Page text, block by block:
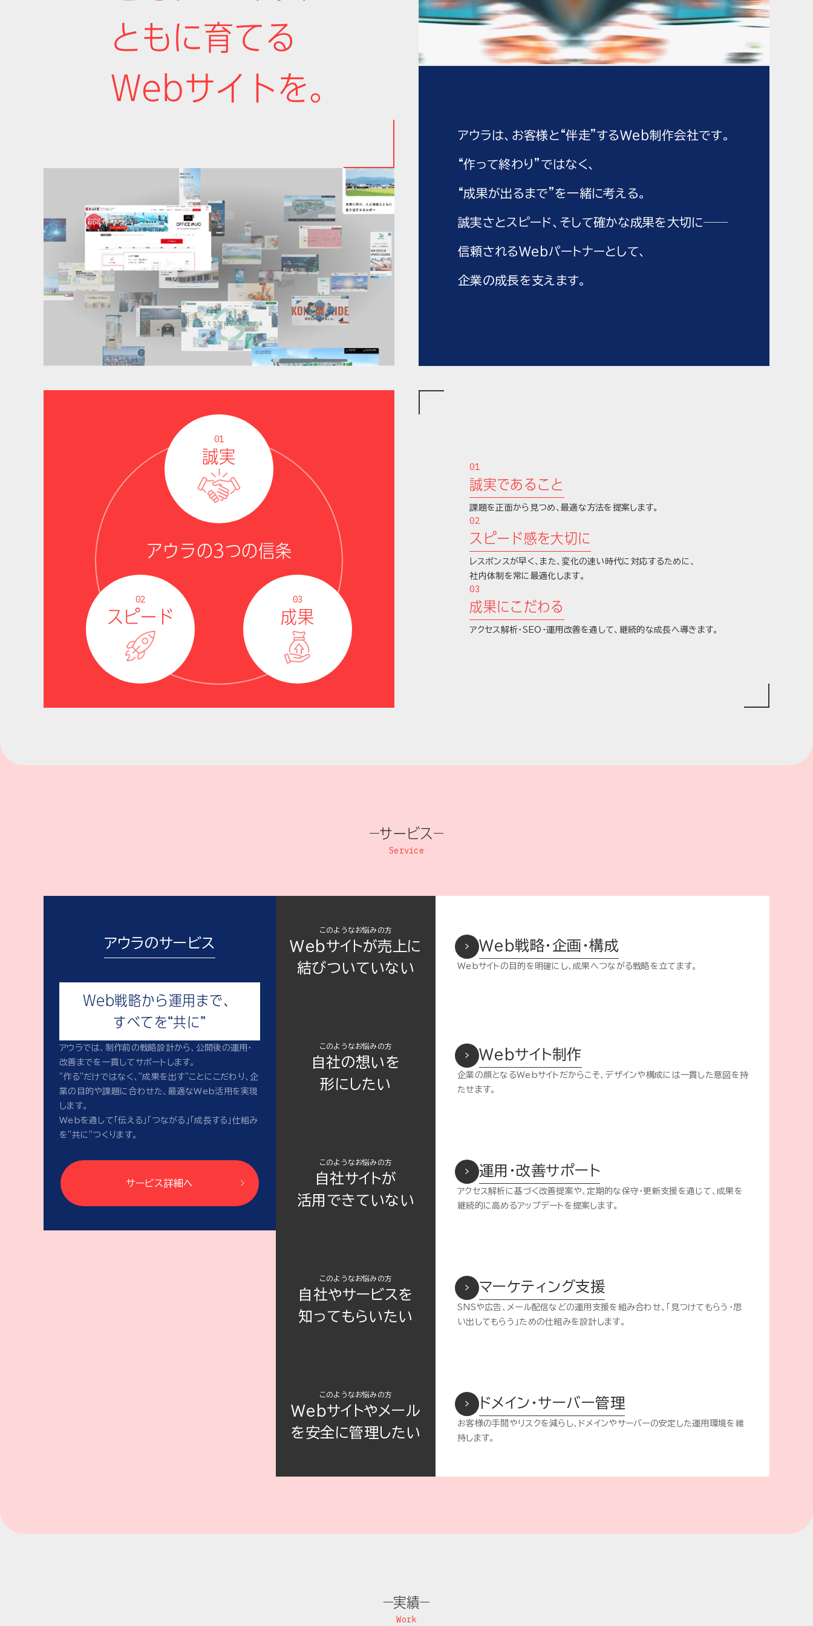
ともに育てる
Webサイトを。
アウラは、お客様と “伴走”するWeb制作会社です。
“作って終わり”ではなく、
“成果が出るまで”を一緒に考える。
誠実さとスピード、 そして確かな成果を大切に──
信頼されるWebパートナーとして、
企業の成長を支えます。
01
誠実
アウラの3つの信条
02
スピード
03
成果
誠実であること
課題を正面から見つめ、最適な方法を提案します。
スピード感を大切に
レスポンスが早く、また、変化の速い時代に対応するために、
社内体制を常に最適化します。
成果にこだわる
アクセス解析・SEO・運用改善を通して、継続的な成長へ導きます。
サービス
Service
アウラのサービス
Web戦略から運用まで、
すべてを“共に”
アウラでは、制作前の戦略設計から、公開後の運用・
改善までを一貫してサポートします。
"作る"だけではなく、"成果を出す"ことにこだわり、企
業の目的や課題に合わせた、最適なWeb活用を実現
します。
Webを通して「伝える」「つながる」「成長する」仕組み
を"共に"つくります。
サービス詳細へ
このようなお悩みの方
Webサイトが売上に
結びついていない
Web戦略・企画・構成
Webサイトの目的を明確にし、成果へつながる戦略を立てます。
このようなお悩みの方
自社の想いを
形にしたい
Webサイト制作
企業の顔となるWebサイトだからこそ、デザインや構成には一貫した意図を持
たせます。
このようなお悩みの方
自社サイトが
活用できていない
運用・改善サポート
アクセス解析に基づく改善提案や、定期的な保守・更新支援を通じて、成果を
継続的に高めるアップデートを提案します。
このようなお悩みの方
自社やサービスを
知ってもらいたい
マーケティング支援
SNSや広告、メール配信などの運用支援を組み合わせ、「見つけてもらう・思
い出してもらう」ための仕組みを設計します。
このようなお悩みの方
Webサイトやメール
を安全に管理したい
ドメイン・サーバー管理
お客様の手間やリスクを減らし、ドメインやサーバーの安定した運用環境を維
持します。
実績
Work